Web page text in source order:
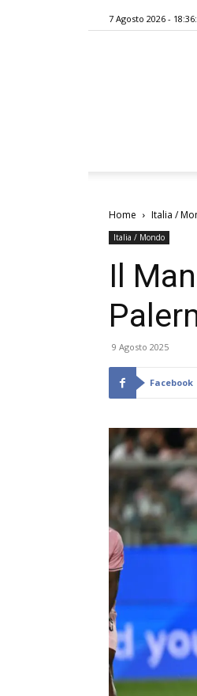
7 Agosto 2026 -
Home Italia /
Italia / Mondo
Il
9 Agosto 2025
Facebook